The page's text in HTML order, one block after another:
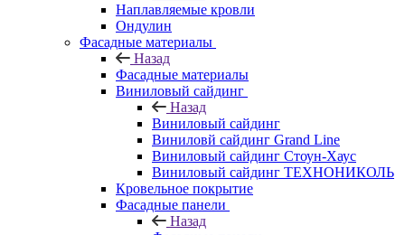
Наплавляемые кровли
Ондулин
Фасадные материалы
Назад
Фасадные материалы
Виниловый сайдинг
Назад
Виниловый сайдинг
Виниловй сайдинг Grand Line
Виниловый сайдинг Стоун-Хаус
Виниловый сайдинг ТЕХНОНИКОЛЬ
Кровельное покрытие
Фасадные панели
Назад